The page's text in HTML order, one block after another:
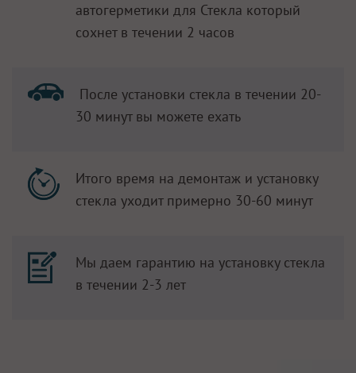
автогерметики для Стекла который
сохнет в течении 2 часов
После установки стекла в течении 20-
30 минут вы можете ехать
Итого время на демонтаж и установку
стекла уходит примерно 30-60 минут
Мы даем гарантию на установку стекла
в течении 2-3 лет